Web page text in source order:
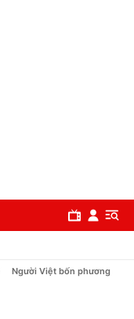
Người Việt bốn phương